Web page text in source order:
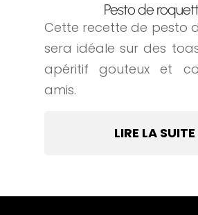
Pesto de
Cette recette de pesto
sera idéale sur des
apéritif gouteux et
amis.
LIRE LA SUITE